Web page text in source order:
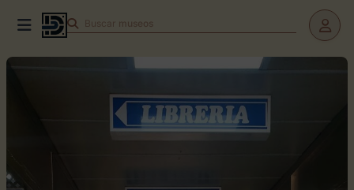
Buscar teatros